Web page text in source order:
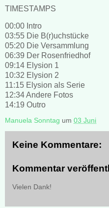
TIMESTAMPS
00:00 Intro
03:55 Die B(r)uchstücke
05:20 Die Versammlung
06:39 Der Rosenfriedhof
09:14 Elysion 1
10:32 Elysion 2
11:15 Elysion als Serie
12:34 Andere Fotos
14:19 Outro
Manuela Sonntag um 03 Juni
Keine Kommentare:
Kommentar
Vielen Dank!